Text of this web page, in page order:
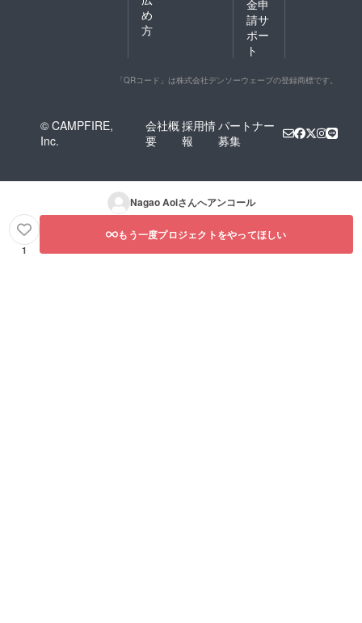
め
方
金申
請サ
ポー
ト
「QRコード」は株式会社デンソーウェーブの登録商標です。
© CAMPFIRE,
Inc.
会社概
要
採用情
報
パートナー
募集
Nagao Aoiさんへアンコール
1
もう一度プロジェクトをやってほしい